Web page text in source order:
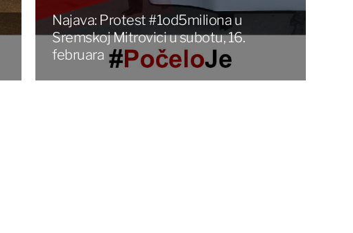
Najava: Protest #1od5miliona u
Sremskoj Mitrovici u subotu, 16.
februara